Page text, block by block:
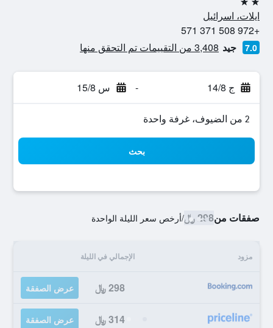
2 نجمتين
ايلات، اسرائيل
+972 508 371 571
7.0 جيد 3,408 من التقييمات تم التحقق منها
ج 14/8 - س 15/8
2 من الضيوف، غرفة واحدة
بحث
صفقات من298 ﷼ /أرخص سعر الليلة الواحدة
مزود الإجمالي في الليلة
298 ﷼ عرض الصفقة
314 ﷼ عرض الصفقة